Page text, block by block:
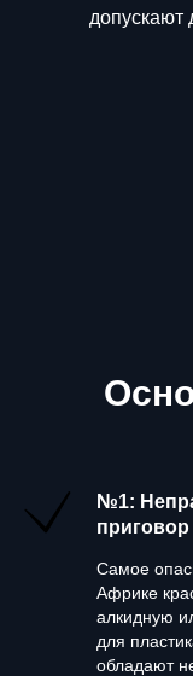
допускают
№1:
Самое
Африке
алкидную
для
обладают